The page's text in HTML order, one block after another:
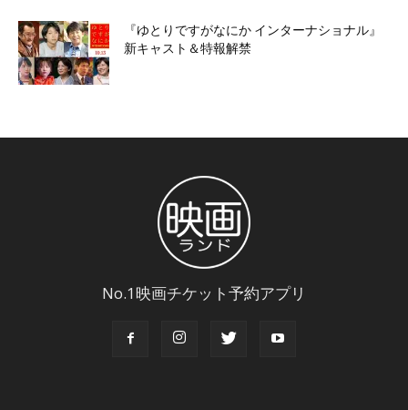
『ゆとりですがなにか インターナショナル』
新キャスト＆特報解禁
No.1映画チケット予約アプリ